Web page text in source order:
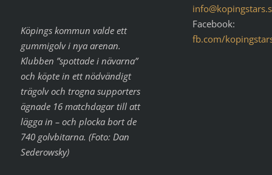
Köpings kommun valde ett
gummigolv i nya arenan.
Klubben ”spottade i nävarna”
och köpte in ett nödvändigt
trägolv och trogna supporters
ägnade 16 matchdagar till att
lägga in – och plocka bort de
740 golvbitarna. (Foto: Dan
Sederowsky)
Facebook:
fb.com/